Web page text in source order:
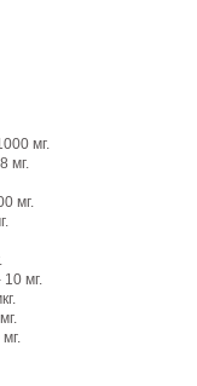
мг.
мг.
мг.
мг.